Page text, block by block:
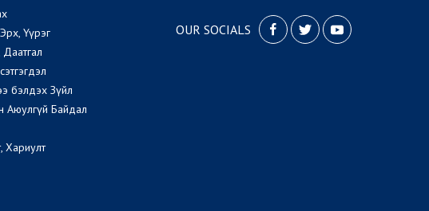
Үүрэг
бэлдэх Зүйл
Аюулгүй Байдал
Хариулт
OUR SOCIALS